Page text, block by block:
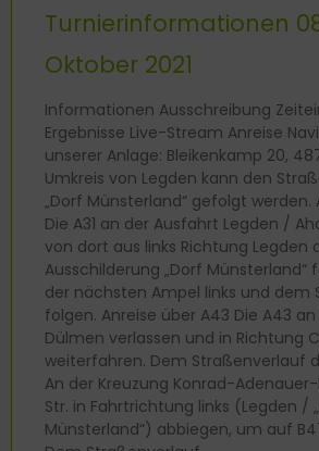
Turnierinformationen
Oktober 2021
Informationen Ausschreibung
Ergebnisse Live-Stream Anreise
unserer Anlage: Bleikenkamp 20,
Umkreis von Legden kann den
„Dorf Münsterland“ gefolgt werden.
Die A31 an der Ausfahrt Legden /
von dort aus links Richtung Legden
Ausschilderung „Dorf Münsterland“
der nächsten Ampel links und dem
folgen. Anreise über A43 Die A43
Dülmen verlassen und in Richtung
weiterfahren. Dem Straßenverlauf
An der Kreuzung Konrad-
Str. in Fahrtrichtung links (Legden /
Münsterland“) abbiegen, um auf